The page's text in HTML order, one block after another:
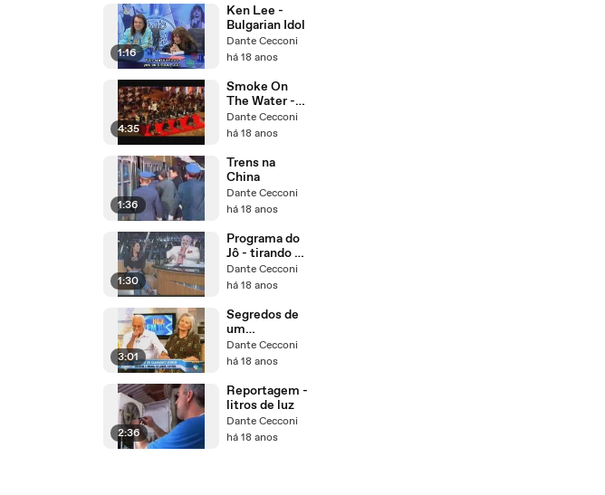
1:16
Ken Lee -
Bulgarian Idol
Dante Cecconi
há 18 anos
4:35
Smoke On
The Water -
japan version
Dante Cecconi
há 18 anos
1:36
Trens na
China
Dante Cecconi
há 18 anos
1:30
Programa do
Jô - tirando o
cara na balada
(caneta bic)
Dante Cecconi
há 18 anos
3:01
Segredos de
um
casamento
vitorioso
Dante Cecconi
há 18 anos
2:36
Reportagem -
litros de luz
Dante Cecconi
há 18 anos